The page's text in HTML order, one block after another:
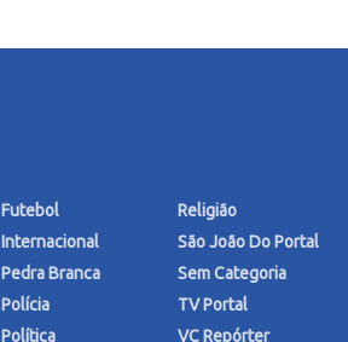
Futebol
Internacional
Pedra Branca
Polícia
Política
Religião
São João Do Portal
Sem Categoria
TV Portal
VC Repórter